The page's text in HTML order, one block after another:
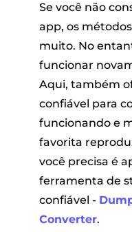
Se você não
app, os
muito. No
funcionar
Aqui, também
confiável para
funcionando e
favorita
você precisa é
ferramenta de
confiável -
Converter.